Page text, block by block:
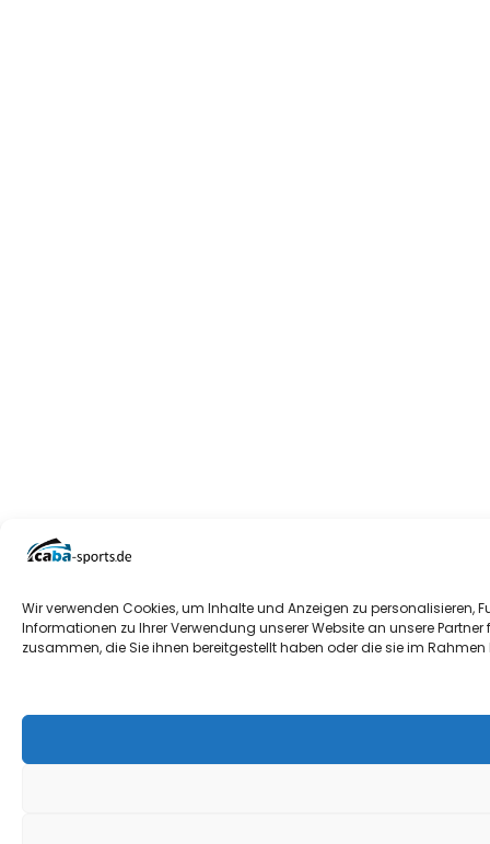
Wir verwenden Cookies, um Inhalte und Anzeigen zu
Informationen zu Ihrer Verwendung unserer Website an unsere
zusammen, die Sie ihnen bereitgestellt haben oder die sie im